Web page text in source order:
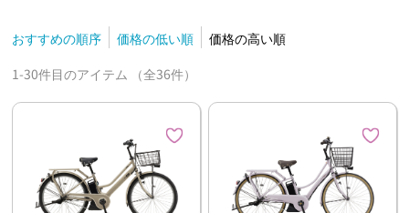
おすすめの順序 価格の低い順
価格の高い順
1-30件目のアイテム （全36件）